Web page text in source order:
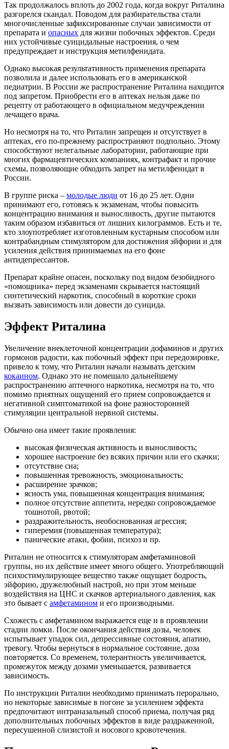
Так продолжалось вплоть до 2002 года, когда вокруг Риталина
разгорелся скандал. Поводом для разбирательства стали
многочисленные зафиксированные случаи зависимости от
препарата и опасных для жизни побочных эффектов. Среди
них устойчивые суицидальные настроения, о чем
предупреждает и инструкция метилфенидата.
Однако высокая результативность применения препарата
позволила и далее использовать его в американской
педиатрии. В России же распространение Риталина находится
под запретом. Приобрести его в аптеках нельзя даже по
рецепту от работающего в официальном медучреждении
лечащего врача.
Но несмотря на то, что Риталин запрещен и отсутствует в
аптеках, его по-прежнему распространяют подпольно. Этому
способствуют нелегальные лаборатории, работающие при
многих фармацевтических компаниях, контрафакт и прочие
схемы, позволяющие обходить запрет на метилфенидат в
России.
В группе риска – молодые люди от 16 до 25 лет. Одни
принимают его, готовясь к экзаменам, чтобы повысить
концентрацию внимания и выносливость, другие пытаются
таким образом избавиться от лишних килограммов. Есть и те,
кто злоупотребляет изготовленным кустарным способом или
контрабандным стимулятором для достижения эйфории и для
усиления действия принимаемых на его фоне
антидепрессантов.
Препарат крайне опасен, поскольку под видом безобидного
«помощника» перед экзаменами скрывается настоящий
синтетический наркотик, способный в короткие сроки
вызвать зависимость или довести до суицида.
Эффект Риталина
Увеличение внеклеточной концентрации дофаминов и других
гормонов радости, как побочный эффект при передозировке,
привело к тому, что Риталин начали называть детским
кокаином. Однако это не помешало дальнейшему
распространению аптечного наркотика, несмотря на то, что
помимо приятных ощущений его прием сопровождается и
негативной симптоматикой на фоне разносторонней
стимуляции центральной нервной системы.
Обычно она имеет такие проявления:
высокая физическая активность и выносливость;
хорошее настроение без всяких причин или его скачки;
отсутствие сна;
повышенная тревожность, эмоциональность;
расширение зрачков;
ясность ума, повышенная концентрация внимания;
полное отсутствие аппетита, нередко сопровождаемое
тошнотой, рвотой;
раздражительность, необоснованная агрессия;
гиперемия (повышенная температура);
панические атаки, фобии, психоз и пр.
Риталин не относится к стимуляторам амфетаминовой
группы, но их действие имеет много общего. Употребляющий
психостимулирующее вещество также ощущает бодрость,
эйфорию, дружелюбный настрой, но при этом меньше
воздействия на ЦНС и скачков артериального давления, как
это бывает с амфетамином и его производными.
Схожесть с амфетамином выражается еще и в проявлении
стадии ломки. После окончания действия дозы, человек
испытывает упадок сил, депрессивные состояния, апатию,
тревогу. Чтобы вернуться в нормальное состояние, доза
повторяется. Со временем, толерантность увеличивается,
промежуток между дозами уменьшается, развивается
зависимость.
По инструкции Риталин необходимо принимать перорально,
но некоторые зависимые в погоне за усилением эффекта
предпочитают интраназальный способ приема, получая ряд
дополнительных побочных эффектов в виде раздраженной,
пересушенной слизистой и носового кровотечения.